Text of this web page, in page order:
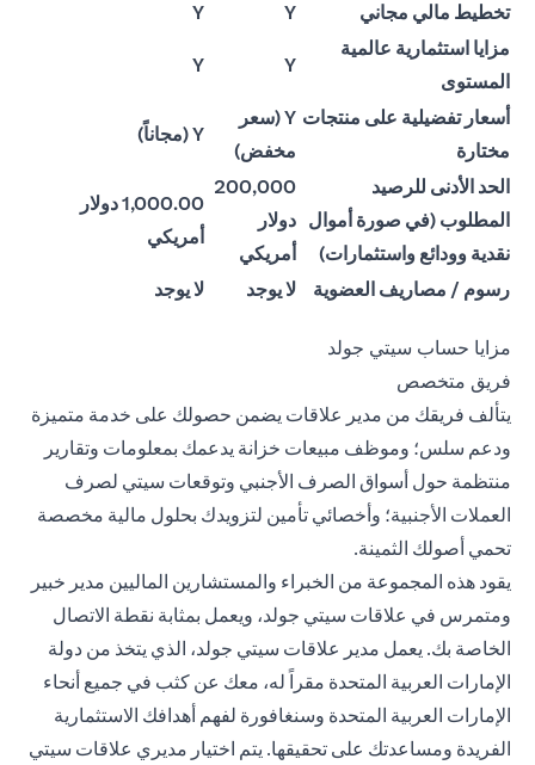
تخطيط مالي مجاني
Y
Y
مزايا استثمارية عالمية
المستوى
Y
Y
أسعار تفضيلية على منتجات
مختارة
Y (سعر
مخفض)
Y (مجاناً)
الحد الأدنى للرصيد
المطلوب (في صورة أموال
نقدية وودائع واستثمارات)
200,000
دولار
أمريكي
1,000.00 دولار
أمريكي
رسوم / مصاريف العضوية لا يوجد لا يوجد
مزايا حساب سيتي جولد
فريق متخصص
يتألف فريقك من مدير علاقات يضمن حصولك على خدمة متميزة
ودعم سلس؛ وموظف مبيعات خزانة يدعمك بمعلومات وتقارير
منتظمة حول أسواق الصرف الأجنبي وتوقعات سيتي لصرف
العملات الأجنبية؛ وأخصائي تأمين لتزويدك بحلول مالية مخصصة
تحمي أصولك الثمينة.
يقود هذه المجموعة من الخبراء والمستشارين الماليين مدير خبير
ومتمرس في علاقات سيتي جولد، ويعمل بمثابة نقطة الاتصال
الخاصة بك. يعمل مدير علاقات سيتي جولد، الذي يتخذ من دولة
الإمارات العربية المتحدة مقراً له، معك عن كثب في جميع أنحاء
الإمارات العربية المتحدة وسنغافورة لفهم أهدافك الاستثمارية
الفريدة ومساعدتك على تحقيقها. يتم اختيار مديري علاقات سيتي